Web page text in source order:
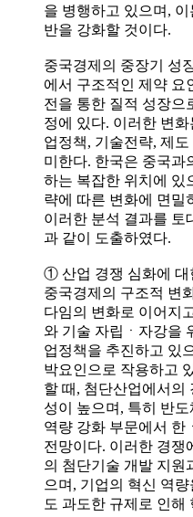
을 병행하고 있으며,
반을 강화할 것이다.
중국경제의 중장기 성
에서 구조적인 제약 요
전을 통한 질적 성장으
정에 있다. 이러한 변
업정책, 기술전략, 제
미한다. 한국은 중국과
하는 복잡한 위치에 있
략에 따른 변화에 면밀
이러한 분석 결과를 토
과 같이 도출하였다.
① 산업 경쟁 심화에 대
중국경제의 구조적 변
다임의 변화로 이어지
와 기술 자립ㆍ자강을
업정책을 추진하고 있
박요인으로 작용하고
할 때, 첨단산업에서의
성이 높으며, 특히 반
역량 강화 부문에서 한
전망이다. 이러한 경쟁
의 첨단기술 개발 지원
으며, 기업의 혁신 역
도 과도한 규제로 인해